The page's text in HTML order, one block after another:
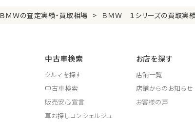
ＢＭＷの査定実績・買取相場 ＢＭＷ １シリーズの買取実
中古車検索
クルマを探す
中古車検索
販売安心宣言
車お探しコンシェルジュ
お店を探す
店舗一覧
店舗からのお知らせ
お客様の声